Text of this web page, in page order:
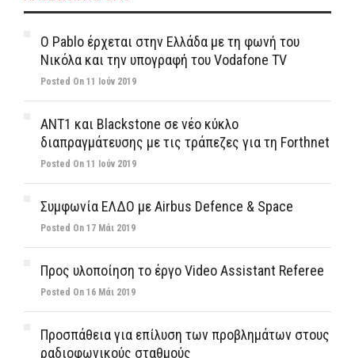
Ο Pablo έρχεται στην Ελλάδα με τη φωνή του
Νικόλα και την υπογραφή του Vodafone TV
Posted On 11 Ιούν 2019
ΑΝΤ1 και Blackstone σε νέο κύκλο
διαπραγμάτευσης με τις τράπεζες για τη Forthnet
Posted On 11 Ιούν 2019
Συμφωνία ΕΛΔΟ με Airbus Defence & Space
Posted On 17 Μάι 2019
Προς υλοποίηση το έργο Video Assistant Referee
Posted On 16 Μάι 2019
Προσπάθεια για επίλυση των προβλημάτων στους
ραδιοφωνικούς σταθμούς